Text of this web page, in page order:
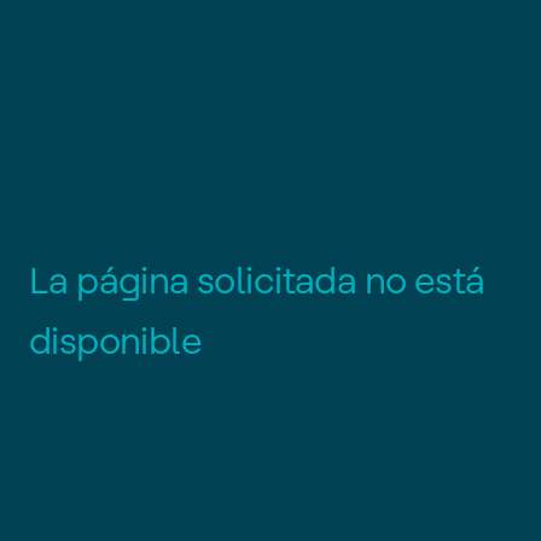
La página solicitada no está
disponible